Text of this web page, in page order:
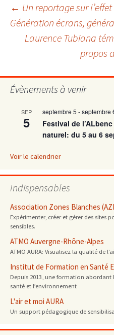
des
articles
← Un reportage sur
Génération écrans,
Laurence Tubiana
propos
Évènements à venir
SEP
5
septembre 5 -septembre
Festival de
naturel: du 5 au 6
Voir le calendrier
Indispensables
Association Zones Blanches
Expérimenter, créer et gérer des sites
sensibles.
ATMO Auvergne-Rhône-Alpes
ATMO AURA: Visualisez la qualité de
Institut de Formation en Santé
Depuis 2013, une formation abordant
santé et l’environnement
L'air et moi AURA
Un support pédagogique de